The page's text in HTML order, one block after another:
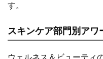
す。
スキンケア部門別アワ
ウェルネス＆ビューティ